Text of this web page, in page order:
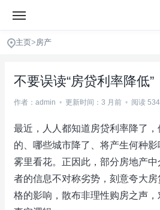
主页>房产
不要误读“房贷利率降低”
作者：admin • 更新时间：3 月前 • 阅读 534
最近，人人都知道房贷利率降了，
的、哪些城市降了、将产生何种影
雾里看花。正因此，部分房地产
者的信息不对称劣势，刻意夸大
格的影响，散布非理性购房之声